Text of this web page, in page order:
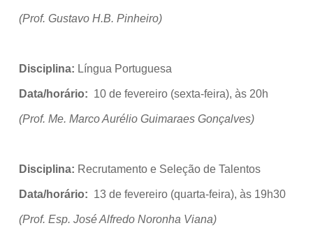
(Prof. Gustavo H.B. Pinheiro)
Disciplina: Língua Portuguesa
Data/horário: 10 de fevereiro (sexta-feira), às 20h
(Prof. Me. Marco Aurélio Guimaraes Gonçalves)
Disciplina: Recrutamento e Seleção de Talentos
Data/horário: 13 de fevereiro (quarta-feira), às 19h30
(Prof. Esp. José Alfredo Noronha Viana)